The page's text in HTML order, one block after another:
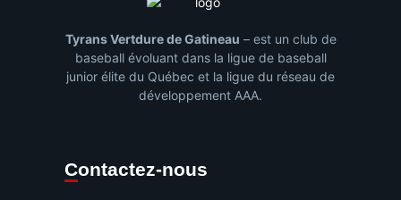
Tyrans Vertdure de Gatineau – est un club de
baseball évoluant dans la ligue de baseball
junior élite du Québec et la ligue du réseau de
développement AAA.
Contactez-nous